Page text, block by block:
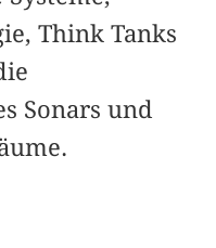
Think Tanks
Sonars und